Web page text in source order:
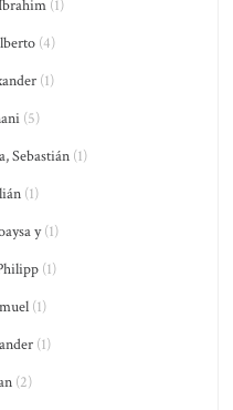
(1)
(4)
(1)
(5)
Sebastián(1)
(1)
y(1)
(1)
(1)
(1)
(2)